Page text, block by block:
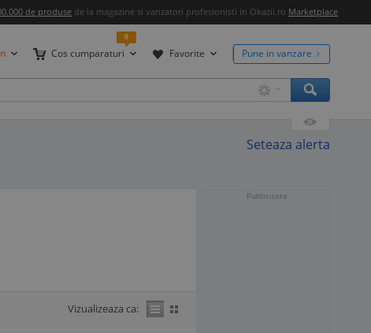
de produse de la magazine si vanzatori profesionisti in Okazii.ro Marketplace
Cos cumparaturi
0
Favorite Pune in vanzare
Seteaza alerta
Vizualizeaza ca:
Publicitate